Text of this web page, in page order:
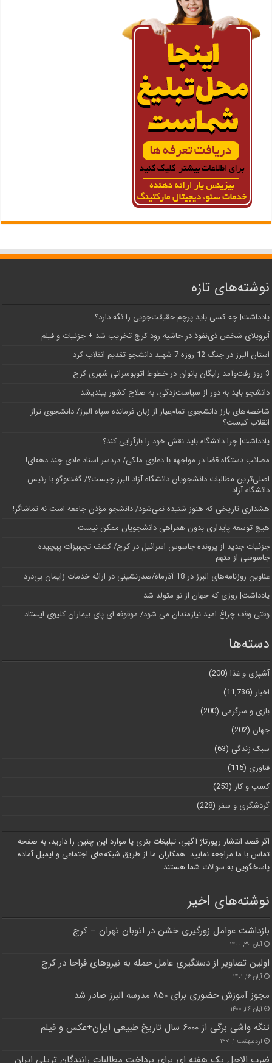
نوشته‌های تازه
یادداشت| ‌چه کسی باید پرچم حقیقت‌جویی را نگه دارد؟
اَبَر‌ویلای شخص ذی‌نفوذ در حاشیه‌ رود کرج تخریب شد + جزئیات و فیلم
استان البرز در جنگ 12 روزه 7 شهید دانشجو تقدیم انقلاب کرد
3 روز رفت‌وآمد رایگان بانوان در خطوط اتوبوسرانی شهری کرج
دانشجو باید به دور از سیاست‌زدگی، به صلاح کشور بیندیشد
شاخصه‌های بارز دانشجوی تمام‌عیار از زبان فرمانده سپاه البرز/ دانشجوی تراز
انقلاب کیست؟
یادداشت| چرا دانشگاه باید نقش خود را بازآرایی کند؟
مصائب دستگاه قضا در مواجهه با دعاوی ملکی/ دردسر اسناد عادی چند‌ دهه‌ای!
اصلی‌ترین مطالبات دانشجویان دانشگاه آزاد البرز چیست؟/ گفت‌وگو با رئیس
دانشگاه آز‌اد
هشداری تاریخی که هنوز شنیده نمی‌شود/ دانشجو مؤذن جامعه است نه تماشاگر!
هیچ توسعه پایداری بدون همراهی دانشجویان ممکن نیست
جزئیات جدید از پرونده جاسوس اسرائیل در کرج/‌ کشف تجهیزات پیچیده
جاسوسی از متهم
عناوین روزنامه‌های البرز در ‌18 آذرماه/صدرنشینی در ارائه خدمات زایمان بی‌درد
یادداشت| روزی که جهان از نو متولد شد
وقتی وقف چراغ امید نیازمندان می شود/ موقوفه ای پای بیماران کلیوی ایستاد
دسته‌ها
آشپزی و غذا (200)
اخبار (11,736)
بازی و سرگرمی (200)
جهان (202)
سبک زندگی (63)
فناوری (115)
کسب و کار (253)
گردشگری و سفر (228)
اگر قصد انتشار رپورتاژ آگهی، تبلیغات بنری یا موارد این چنین را دارید، به صفحه
تماس با ما مراجعه نمایید. همکاران ما از طریق شبکه‌های اجتماعی و ایمیل آماده
پاسخگویی به سوالات شما هستند.
نوشته‌های اخیر
بازداشت عوامل زورگیری خشن در اتوبان تهران – کرج
آبان ۳۰, ۱۴۰۰
اولین تصاویر از دستگیری عامل حمله به نیروهای فراجا در کرج
آبان ۱۶, ۱۴۰۱
مجوز آموزش حضوری برای ۸۵۰ مدرسه البرز صادر شد
آبان ۲۶, ۱۴۰۰
تنگه واشی برگی از ۶۰۰۰ سال تاریخ طبیعی ایران+عکس و فیلم
اردیبهشت ۱, ۱۴۰۱
ضرب الاجل یک هفته ای برای پرداخت مطالبات رانندگان تریلی ایران